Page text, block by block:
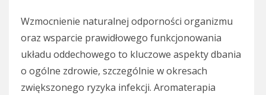
Wzmocnienie naturalnej odporności organizmu
oraz wsparcie prawidłowego funkcjonowania
układu oddechowego to kluczowe aspekty dbania
o ogólne zdrowie, szczególnie w okresach
zwiększonego ryzyka infekcji. Aromaterapia